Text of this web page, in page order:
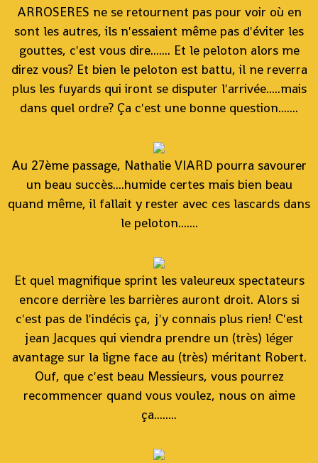
ARROSERES ne se retournent pas pour voir où en
sont les autres, ils n'essaient même pas d'éviter les
gouttes, c'est vous dire....... Et le peloton alors me
direz vous? Et bien le peloton est battu, il ne reverra
plus les fuyards qui iront se disputer l'arrivée.....mais
dans quel ordre? Ça c'est une bonne question.......
Au 27ème passage, Nathalie VIARD pourra savourer
un beau succès....humide certes mais bien beau
quand même, il fallait y rester avec ces lascards dans
le peloton.......
Et quel magnifique sprint les valeureux spectateurs
encore derrière les barrières auront droit. Alors si
c'est pas de l'indécis ça, j'y connais plus rien! C'est
jean Jacques qui viendra prendre un (très) léger
avantage sur la ligne face au (très) méritant Robert.
Ouf, que c'est beau Messieurs, vous pourrez
recommencer quand vous voulez, nous on aime
ça........